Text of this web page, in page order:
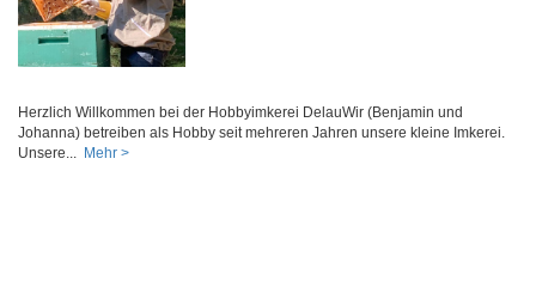
Herzlich Willkommen bei der Hobbyimkerei DelauWir (Benjamin und
Johanna) betreiben als Hobby seit mehreren Jahren unsere kleine Imkerei.
Unsere... Mehr >